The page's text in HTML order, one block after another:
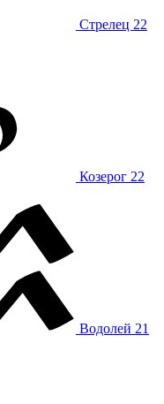
Стрелец 22
Козерог 22
Водолей 21